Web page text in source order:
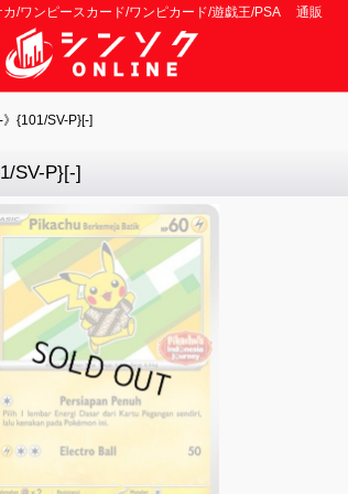
カ/ワンピースカード/ワンピカード/遊戯王/PSA 通販
{101/SV-P}[-]
SV-P}[-]